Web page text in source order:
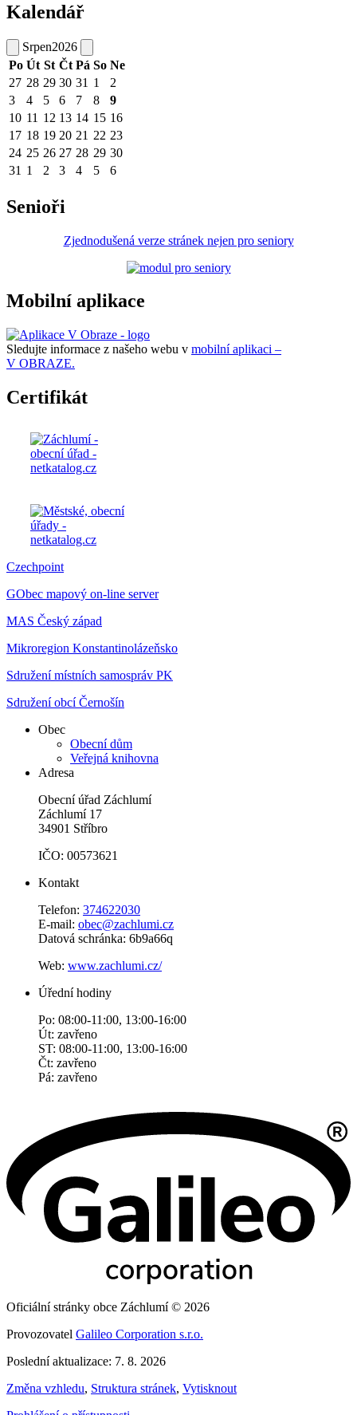
Kalendář
Srpen2026
Po Út St Čt Pá So Ne
27 28 29 30 31 1
2
3
4 5 6 7 8
9
10 11 12 13 14 15 16
17 18 19 20 21 22 23
24 25 26 27 28 29 30
31 1 2 3 4 5 6
Senioři
Zjednodušená verze stránek nejen pro seniory
Mobilní aplikace
Sledujte informace z našeho webu v mobilní aplikaci –
V OBRAZE.
Certifikát
Czechpoint
GObec mapový on-line server
MAS Český západ
Mikroregion Konstantinolázeňsko
Sdružení místních samospráv PK
Sdružení obcí Černošín
Obec
Obecní dům
Veřejná knihovna
Adresa
Obecní úřad Záchlumí
Záchlumí 17
34901 Stříbro
IČO: 00573621
Kontakt
Telefon: 374622030
E-mail: obec@zachlumi.cz
Datová schránka: 6b9a66q
Web: www.zachlumi.cz/
Úřední hodiny
Po: 08:00-11:00, 13:00-16:00
Út: zavřeno
ST: 08:00-11:00, 13:00-16:00
Čt: zavřeno
Pá: zavřeno
Oficiální stránky obce Záchlumí © 2026
Provozovatel Galileo Corporation s.r.o.
Poslední aktualizace: 7. 8. 2026
Změna vzhledu, Struktura stránek, Vytisknout